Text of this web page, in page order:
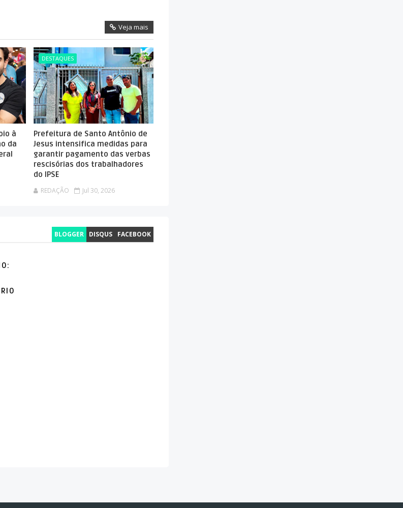
Veja mais
à
da
DESTAQUES
Prefeitura de Santo Antônio de
Jesus intensifica medidas para
garantir pagamento das verbas
rescisórias dos trabalhadores
do IPSE
REDAÇÃO Jul 30, 2026
BLOGGER DISQUS FACEBOOK